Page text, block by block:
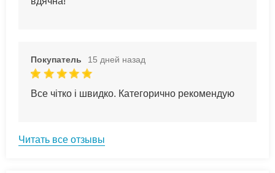
Покупатель 15 дней назад
Все чітко і швидко. Категорично рекомендую
Читать все отзывы